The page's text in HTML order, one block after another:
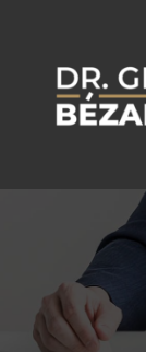
springen
Leistungen